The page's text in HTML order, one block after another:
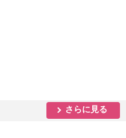
さらに見る